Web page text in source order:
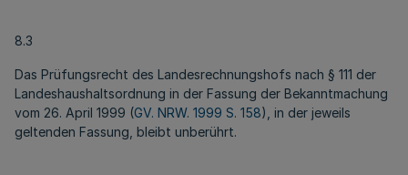
8.3
Das Prüfungsrecht des Landesrechnungshofs nach § 111 der
Landeshaushaltsordnung in der Fassung der Bekanntmachung
vom 26. April 1999 (GV. NRW. 1999 S. 158), in der jeweils
geltenden Fassung, bleibt unberührt.